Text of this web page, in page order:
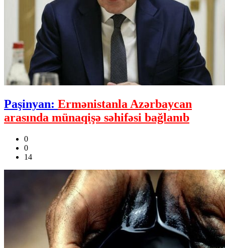
Paşinyan: Ermənistanla Azərbaycan
arasında münaqişə səhifəsi bağlanıb
0
0
14